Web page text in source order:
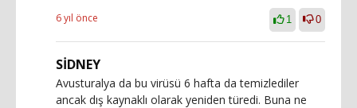
6 yıl önce 1 0
SİDNEY
Avusturalya da bu virüsü 6 hafta da temizlediler
ancak dış kaynaklı olarak yeniden türedi. Buna ne